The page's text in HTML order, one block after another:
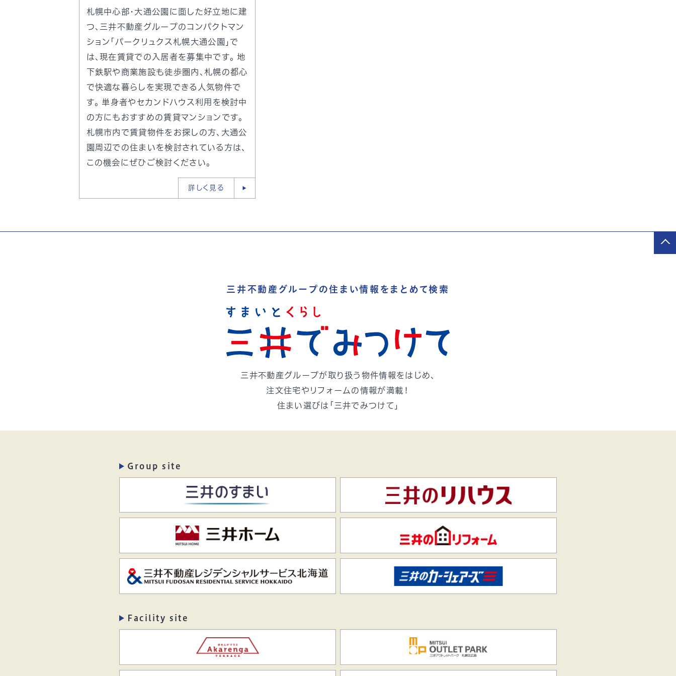
札幌中心部・大通公園に面した好立地に建
つ、三井不動産グループのコンパクトマン
ション「パークリュクス札幌大通公園」で
は、現在賃貸での入居者を募集中です。 地
下鉄駅や商業施設も徒歩圏内、札幌の都心
で快適な暮らしを実現できる人気物件で
す。 単身者やセカンドハウス利用を検討中
の方にもおすすめの賃貸マンションです。
札幌市内で賃貸物件をお探しの方、大通公
園周辺での住まいを検討されている方は、
この機会にぜひご検討ください。
詳しく見る
三井不動産グループの住まい情報をまとめて検索
三井不動産グループが取り扱う 物件情報をはじめ、
注文住宅やリフォームの情報が満載！
住まい選びは「三井でみつけて」
Group site
Facility site